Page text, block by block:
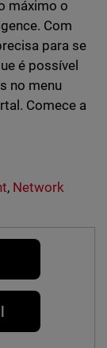
máximo o
Com
para se
é possível
no menu
Comece a
, Network